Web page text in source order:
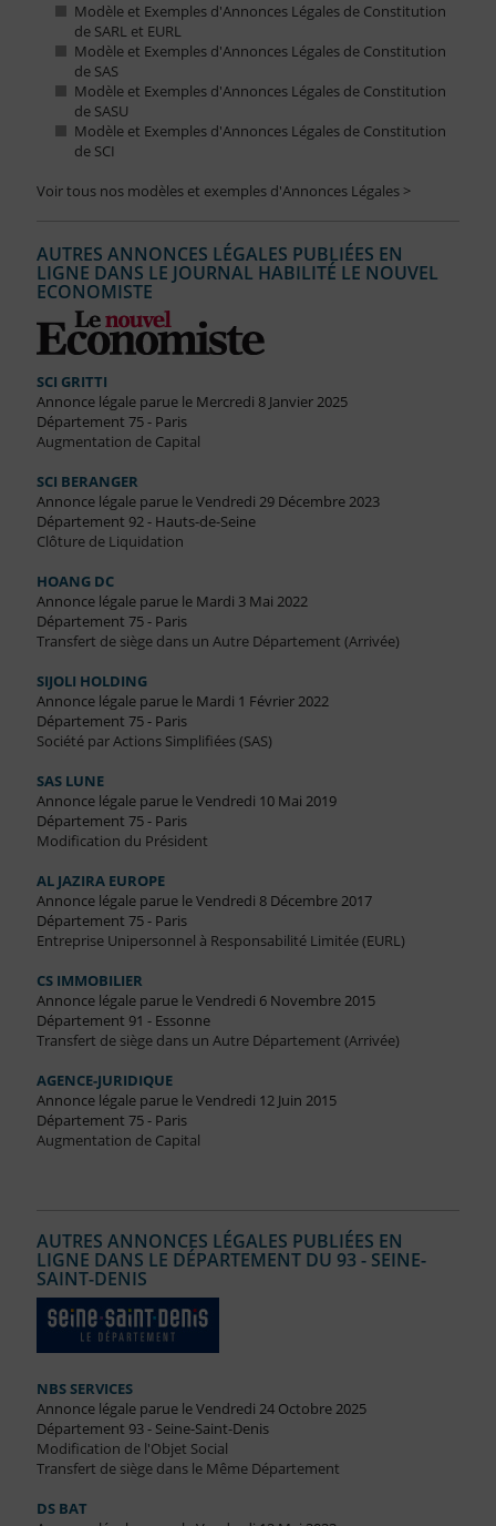
Modèle et Exemples d'Annonces Légales de Constitution
de SARL et EURL
Modèle et Exemples d'Annonces Légales de Constitution
de SAS
Modèle et Exemples d'Annonces Légales de Constitution
de SASU
Modèle et Exemples d'Annonces Légales de Constitution
de SCI
Voir tous nos modèles et exemples d'Annonces Légales >
AUTRES ANNONCES LÉGALES PUBLIÉES EN
LIGNE DANS LE JOURNAL HABILITÉ LE NOUVEL
ECONOMISTE
SCI GRITTI
Annonce légale parue le Mercredi 8 Janvier 2025
Département 75 - Paris
Augmentation de Capital
SCI BERANGER
Annonce légale parue le Vendredi 29 Décembre 2023
Département 92 - Hauts-de-Seine
Clôture de Liquidation
HOANG DC
Annonce légale parue le Mardi 3 Mai 2022
Département 75 - Paris
Transfert de siège dans un Autre Département (Arrivée)
SIJOLI HOLDING
Annonce légale parue le Mardi 1 Février 2022
Département 75 - Paris
Société par Actions Simplifiées (SAS)
SAS LUNE
Annonce légale parue le Vendredi 10 Mai 2019
Département 75 - Paris
Modification du Président
AL JAZIRA EUROPE
Annonce légale parue le Vendredi 8 Décembre 2017
Département 75 - Paris
Entreprise Unipersonnel à Responsabilité Limitée (EURL)
CS IMMOBILIER
Annonce légale parue le Vendredi 6 Novembre 2015
Département 91 - Essonne
Transfert de siège dans un Autre Département (Arrivée)
AGENCE-JURIDIQUE
Annonce légale parue le Vendredi 12 Juin 2015
Département 75 - Paris
Augmentation de Capital
AUTRES ANNONCES LÉGALES PUBLIÉES EN
LIGNE DANS LE DÉPARTEMENT DU 93 - SEINE-
SAINT-DENIS
NBS SERVICES
Annonce légale parue le Vendredi 24 Octobre 2025
Département 93 - Seine-Saint-Denis
Modification de l'Objet Social
Transfert de siège dans le Même Département
DS BAT